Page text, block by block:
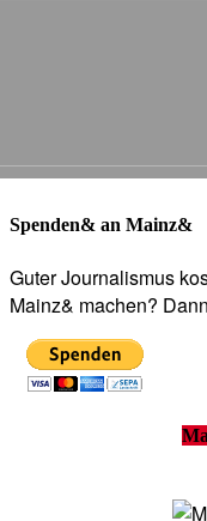
Spenden& an Mainz&
Guter Journalismus
Mainz& machen?